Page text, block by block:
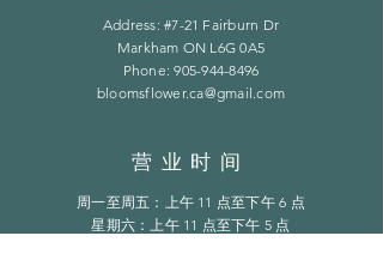
Address: #7-21 Fairburn Dr
Markham ON L6G 0A5
Phone:905-944-8496
bloomsflower.ca@gmail.com
营业时间
周一至周五：上午 11 点至下午 6 点
​​星期六：上午 11 点至下午 5 点